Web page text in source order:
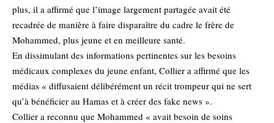
plus, il a affirmé que l’image largement partagée avait été
recadrée de manière à faire disparaître du cadre le frère de
Mohammed, plus jeune et en meilleure santé.
En dissimulant des informations pertinentes sur les besoins
médicaux complexes du jeune enfant, Collier a affirmé que les
médias « diffusaient délibérément un récit trompeur qui ne sert
qu’à bénéficier au Hamas et à créer des fake news ».
Collier a reconnu que Mohammed « avait besoin de soins